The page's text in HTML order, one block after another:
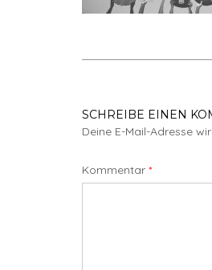
SCHREIBE EINEN
Deine E-Mail-Adresse
Kommentar *